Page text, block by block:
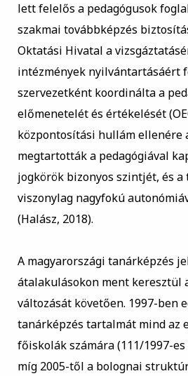
lett felelős a pedagógusok
szakmai továbbképzés
Oktatási Hivatal a
intézmények nyilvántartásáért
szervezetként koordinálta a
előmenetelét és értékelését
központosítási hullám ellenére
megtartották a pedagógiával
jogkörök bizonyos szintjét, és
viszonylag nagyfokú
(Halász, 2018).
A magyarországi tanárképzés
átalakulásokon ment keresztül
változását követően. 1997-ben
tanárképzés tartalmát mind az
főiskolák számára (111/1997-
míg 2005-től a bolognai